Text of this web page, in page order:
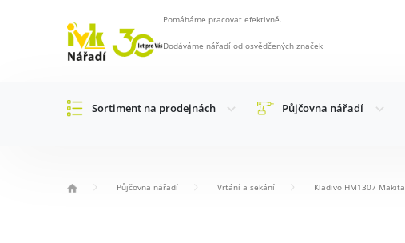
Pomáháme pracovat efektivně.
Dodáváme nářadí od osvědčených značek
Sortiment na prodejnách Půjčovna nářadí
Půjčovna nářadí Vrtání a sekání Kladivo HM1307 Makita